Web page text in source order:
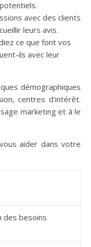
avec des clients
leurs avis.
ce que font vos
ils avec leur
démographiques
centres d’intérêt.
marketing et à le
aider dans votre
des besoins